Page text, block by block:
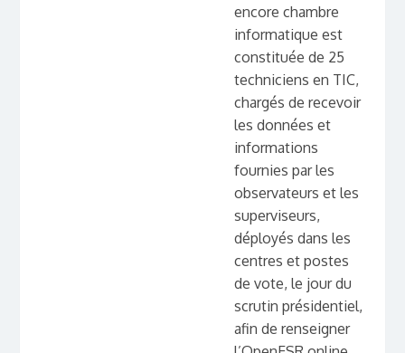
encore chambre
informatique est
constituée de 25
techniciens en TIC,
chargés de recevoir
les données et
informations
fournies par les
observateurs et les
superviseurs,
déployés dans les
centres et postes
de vote, le jour du
scrutin présidentiel,
afin de renseigner